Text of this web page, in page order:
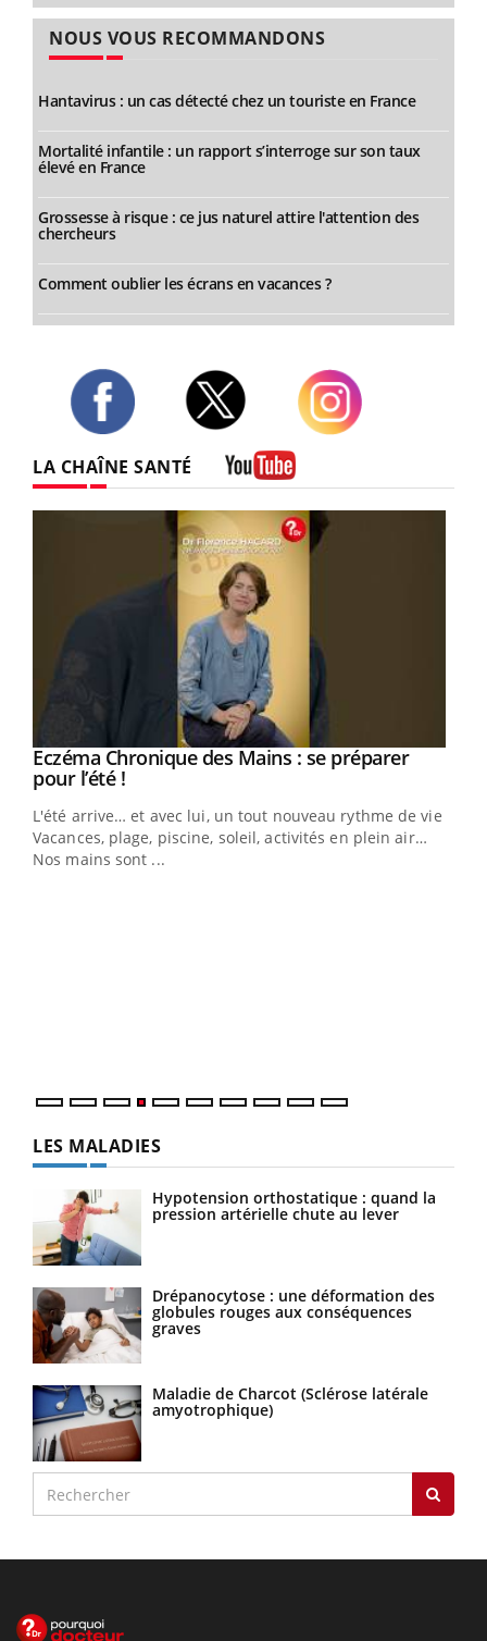
NOUS VOUS RECOMMANDONS
Hantavirus : un cas détecté chez un touriste en France
Mortalité infantile : un rapport s’interroge sur son taux
élevé en France
Grossesse à risque : ce jus naturel attire l'attention des
chercheurs
Comment oublier les écrans en vacances ?
LA CHAÎNE SANTÉ
Youtube
Eczéma Chronique des Mains : se préparer
pour l’été !Youtube
L'été arrive… et avec lui, un tout nouveau rythme de vie !
Vacances, plage, piscine, soleil, activités en plein air…
Nos mains sont ...
LES MALADIES
Hypotension orthostatique : quand la
pression artérielle chute au lever
Drépanocytose : une déformation des
globules rouges aux conséquences
graves
Maladie de Charcot (Sclérose latérale
amyotrophique)